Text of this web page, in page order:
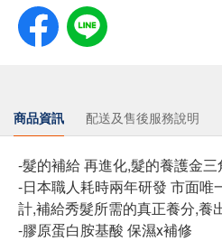
商品資訊 配送及售後服務說明
-髮的補給 再進化,髮的養護金三
-日本職人耗時兩年研發 市面唯
計,補給秀髮所需的真正養分,養
-膠原蛋白胺基酸 保濕x補修